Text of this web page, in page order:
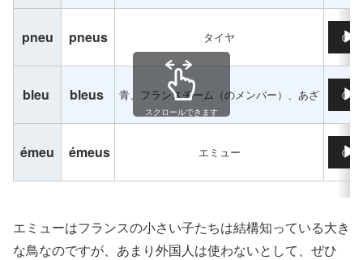
pneu pneus タイヤ 音声
bleu bleus 青、フランスチーム（のメンバー）、あざ 音声
émeu émeus エミュー 音声
スクロールできます
エミューはフランスの小さい子たちは結構知っている大き
な鳥なのですが、あまり外国人は使わないとして、ぜひ